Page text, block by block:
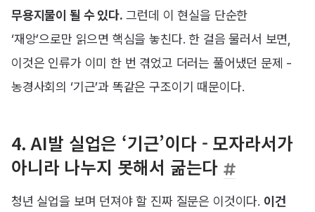
무용지물이 될 수 있다. 그런데 이 현실을 단순한
‘재앙’으로만 읽으면 핵심을 놓친다. 한 걸음 물러서 보면,
이것은 인류가 이미 한 번 겪었고 더러는 풀어냈던 문제 -
농경사회의 ‘기근’과 똑같은 구조이기 때문이다.
4. AI발 실업은 ‘기근’이다 - 모자라서가
아니라 나누지 못해서 굶는다
청년 실업을 보며 던져야 할 진짜 질문은 이것이다. 이건